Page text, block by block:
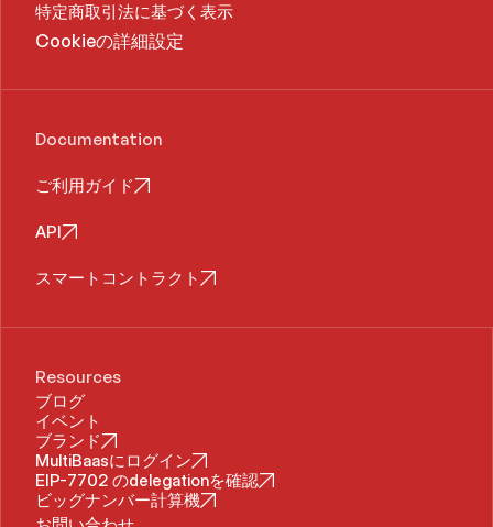
特定商取引法に基づく表示
Cookieの詳細設定
Documentation
ご利用ガイド
API
スマートコントラクト
Resources
ブログ
イベント
ブランド
MultiBaasにログイン
EIP-7702 のdelegationを確認
ビッグナンバー計算機